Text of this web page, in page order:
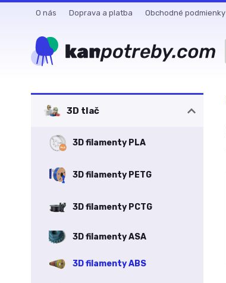
O nás Doprava a platba Obchodné podmienky
3D tlač
3D filamenty PLA
3D filamenty PETG
3D filamenty PCTG
3D filamenty ASA
3D filamenty ABS